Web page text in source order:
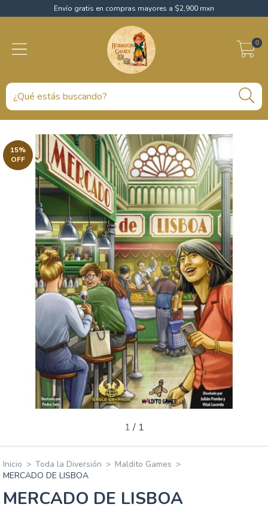
Envío gratis en compras mayores a $2,900 mxn
0
15%
OFF
1 / 1
Inicio > Toda la Diversión > Maldito Games >
MERCADO DE LISBOA
MERCADO DE LISBOA